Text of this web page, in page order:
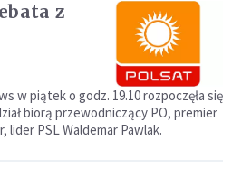
z
w piątek o godz. 19.10 rozpoczęła się
biorą przewodniczący PO, premier
lider PSL Waldemar Pawlak.